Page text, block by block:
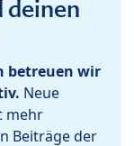
deinen
betreuen wir
Neue
mehr
Beiträge der